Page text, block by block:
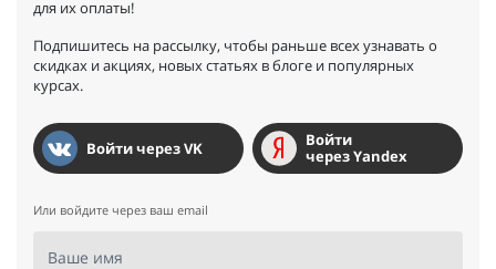
для их оплаты!
Подпишитесь на рассылку, чтобы раньше всех узнавать о
скидках и акциях, новых статьях в блоге и популярных
курсах.
Войти через VK
Войти
через Yandex
Или войдите через ваш email
Ваше имя